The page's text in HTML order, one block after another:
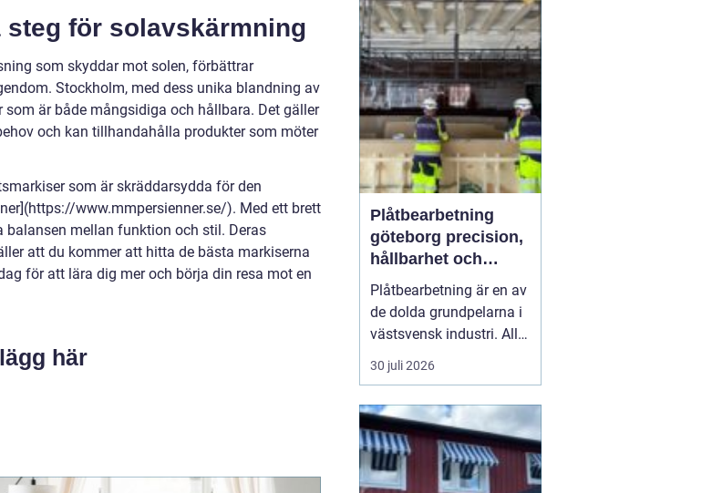
för solavskärmning
som skyddar mot solen, förbättrar
Stockholm, med dess unika blandning av
är både mångsidiga och hållbara. Det gäller
och kan tillhandahålla produkter som möter
som är skräddarsydda för den
www.mmpersienner.se/). Med ett brett
balansen mellan funktion och stil. Deras
att du kommer att hitta de bästa markiserna
för att lära dig mer och börja din resa mot en
här
en naturlig utveckling i
ett jobb inom transport
och logistik. I Uddevalla
finns goda mö...
Plåtbearbetning
göteborg precision,
hållbarhet och
smarta lösningar
Plåtbearbetning är en av
de dolda grundpelarna i
västsvensk industri. Allt
från marina
anläggningar längs
maskiner, räcken i
offentliga miljöer och
specialtillverkade
komponenter tillverkas
30 juli 2026